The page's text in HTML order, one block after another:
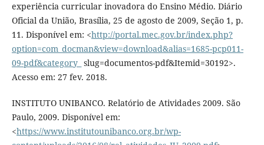
experiência curricular inovadora do Ensino Médio. Diário
Oficial da União, Brasília, 25 de agosto de 2009, Seção 1, p.
11. Disponível em: <http://portal.mec.gov.br/index.php?
option=com_docman&view=download&alias=1685-pcp011-
09-pdf&category_ slug=documentos-pdf&Itemid=30192>.
Acesso em: 27 fev. 2018.
INSTITUTO UNIBANCO. Relatório de Atividades 2009. São
Paulo, 2009. Disponível em:
<https://www.institutounibanco.org.br/wp-